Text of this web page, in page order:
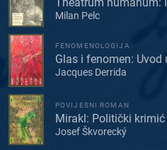
Milan Pelc
FENOMENOLOGIJA
Glas i fenomen: Uvod
Jacques Derrida
POVIJESNI ROMAN
Mirakl: Politički krimić
Josef Škvorecký